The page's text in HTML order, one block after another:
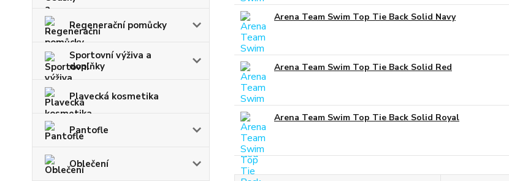
Regenerační pomůcky
Sportovní výživa a
doplňky
Plavecká kosmetika
Pantofle
Oblečení
Arena Team Swim Top Tie Back Solid Navy
Arena Team Swim Top Tie Back Solid Red
Arena Team Swim Top Tie Back Solid Royal